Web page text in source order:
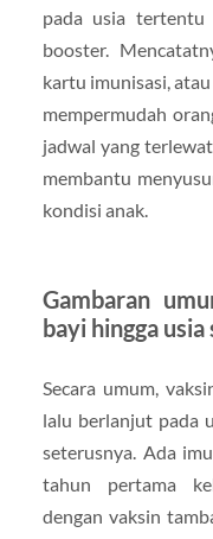
pada usia tertentu
booster.
kartu imunisasi,
mempermudah
jadwal yang
membantu
kondisi anak.
Gambaran
bayi hingga usia
Secara umum,
lalu berlanjut pada
seterusnya. Ada
tahun pertama
dengan vaksin